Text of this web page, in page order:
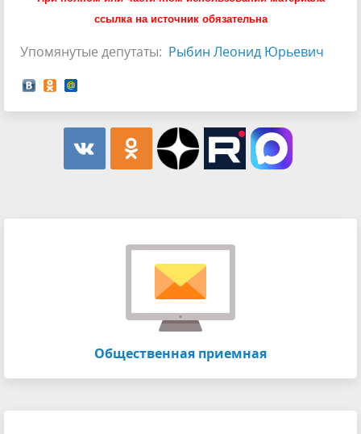
ссылка на источник обязательна
Упомянутые депутаты: Рыбин Леонид Юрьевич
Общественная приемная